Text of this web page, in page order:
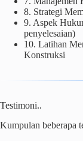
8. Strategi
9. Aspek
penyelesaian)
10. Latihan
Konstruksi
Testimoni..
Kumpulan beberapa